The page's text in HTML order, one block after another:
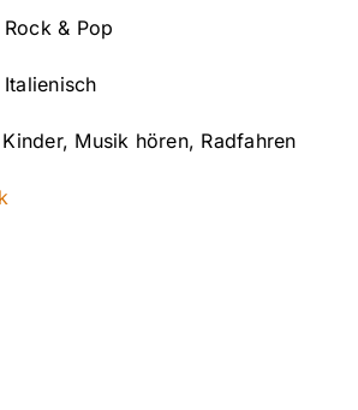
& Pop
Musik hören, Radfahren